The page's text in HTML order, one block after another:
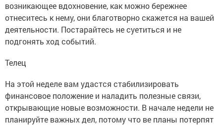
возникающее вдохновение, как можно бережнее
отнеситесь к нему, они благотворно скажется на вашей
деятельности. Постарайтесь не суетиться и не
подгонять ход событий.
Телец
На этой неделе вам удастся стабилизировать
финансовое положение и наладить полезные связи,
открывающие новые возможности. В начале недели не
планируйте важных дел, потому что ве планы потерпят